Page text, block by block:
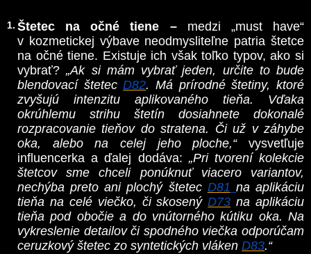
Štetec na očné tiene – medzi „must have“
v kozmetickej výbave neodmysliteľne patria štetce
na očné tiene. Existuje ich však toľko typov, ako si
vybrať?„Ak si mám vybrať jeden, určite to bude
blendovací štetecD82. Má prírodné štetiny, ktoré
zvyšujú intenzitu aplikovaného tieňa. Vďaka
okrúhlemu strihu štetín dosiahnete dokonalé
rozpracovanie tieňov do stratena. Či už v záhybe
oka, alebo na celej jeho ploche,“ vysvetľuje
influencerka a ďalej dodáva: „Pri tvorení kolekcie
štetcov sme chceli ponúknuť viacero variantov,
nechýba preto ani plochý štetec D81 na aplikáciu
tieňa na celé viečko, či skosenýD73 na aplikáciu
tieňa pod obočie a do vnútorného kútiku oka. Na
vykreslenie detailov či spodného viečka odporúčam
ceruzkový štetec zo syntetických vláken D83.“